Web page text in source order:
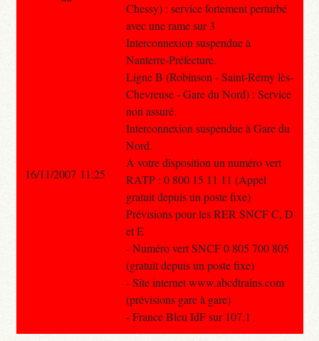
Chessy) : service fortement perturbé
avec une rame sur 3
Interconnexion suspendue à
Nanterre-Préfecture.
Ligne B (Robinson - Saint-Rémy lès-
Chevreuse - Gare du Nord) : Service
non assuré.
Interconnexion suspendue à Gare du
Nord.
A votre disposition un numéro vert
RATP : 0 800 15 11 11 (Appel
gratuit depuis un poste fixe)
Prévisions pour les RER SNCF C, D
et E
- Numéro vert SNCF 0 805 700 805
(gratuit depuis un poste fixe)
- Site internet www.abcdtrains.com
(prévisions gare à gare)
- France Bleu IdF sur 107.1
16/11/2007 11:25